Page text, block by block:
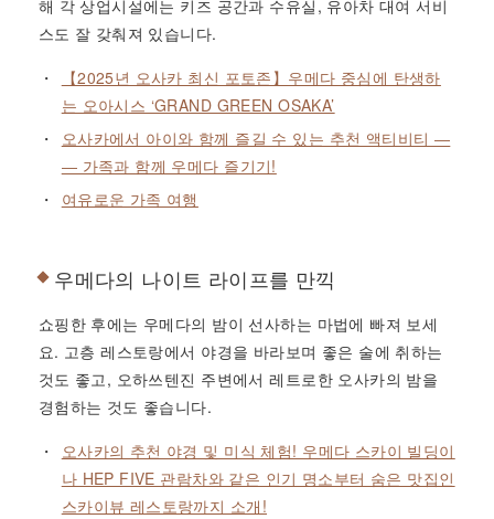
해 각 상업시설에는 키즈 공간과 수유실, 유아차 대여 서비
스도 잘 갖춰져 있습니다.
【2025년 오사카 최신 포토존】우메다 중심에 탄생하
는 오아시스 ‘GRAND GREEN OSAKA’
오사카에서 아이와 함께 즐길 수 있는 추천 액티비티 ―
― 가족과 함께 우메다 즐기기!
여유로운 가족 여행
우메다의 나이트 라이프를 만끽
쇼핑한 후에는 우메다의 밤이 선사하는 마법에 빠져 보세
요. 고층 레스토랑에서 야경을 바라보며 좋은 술에 취하는
것도 좋고, 오하쓰텐진 주변에서 레트로한 오사카의 밤을
경험하는 것도 좋습니다.
오사카의 추천 야경 및 미식 체험! 우메다 스카이 빌딩이
나 HEP FIVE 관람차와 같은 인기 명소부터 숨은 맛집인
스카이뷰 레스토랑까지 소개!